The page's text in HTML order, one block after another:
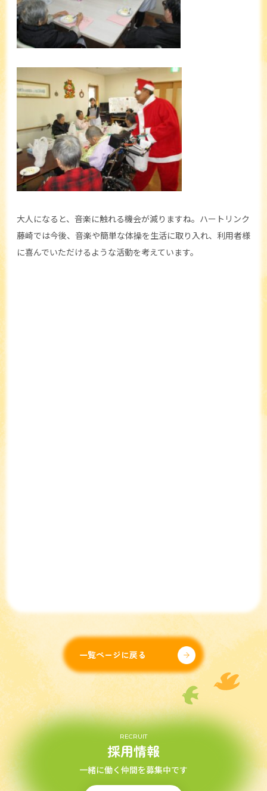
大人になると、音楽に触れる機会が減りますね。ハートリンク
藤崎では今後、音楽や簡単な体操を生活に取り入れ、利用者様
に喜んでいただけるような活動を考えています。
一覧ページに戻る
RECRUIT
採用情報
一緒に働く仲間を募集中です